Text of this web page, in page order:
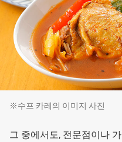
※수프 카레의 이미지 사진
그 중에서도, 전문점이나